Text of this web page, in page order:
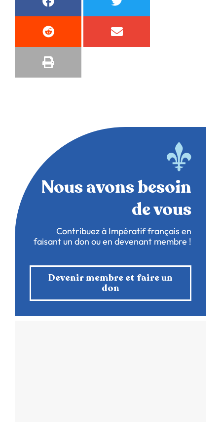
Nous avons besoin
de vous
Contribuez à Impératif français en
faisant un don ou en devenant membre !
Devenir membre et faire un
don